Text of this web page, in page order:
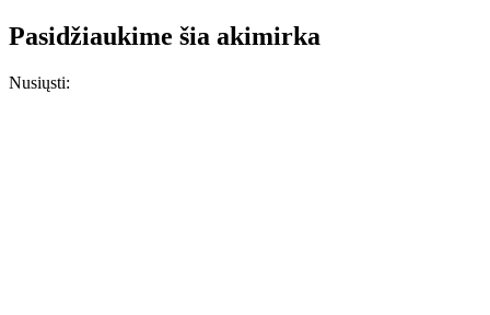
Pasidžiaukime šia akimirka
Nusiųsti: